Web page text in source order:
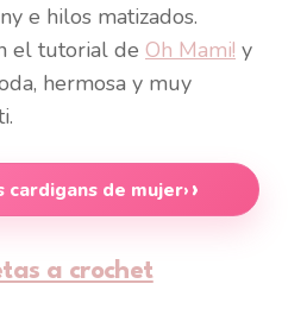
e hilos matizados.
el tutorial de Oh Mami! y
hermosa y muy
cardigans de mujer›
a crochet